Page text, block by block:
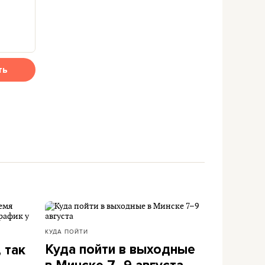
КУДА ПОЙТИ
Куда пойти в выходные